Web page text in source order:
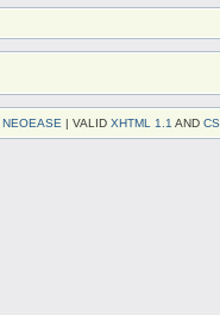
NEOEASE | VALID XHTML 1.1 AND